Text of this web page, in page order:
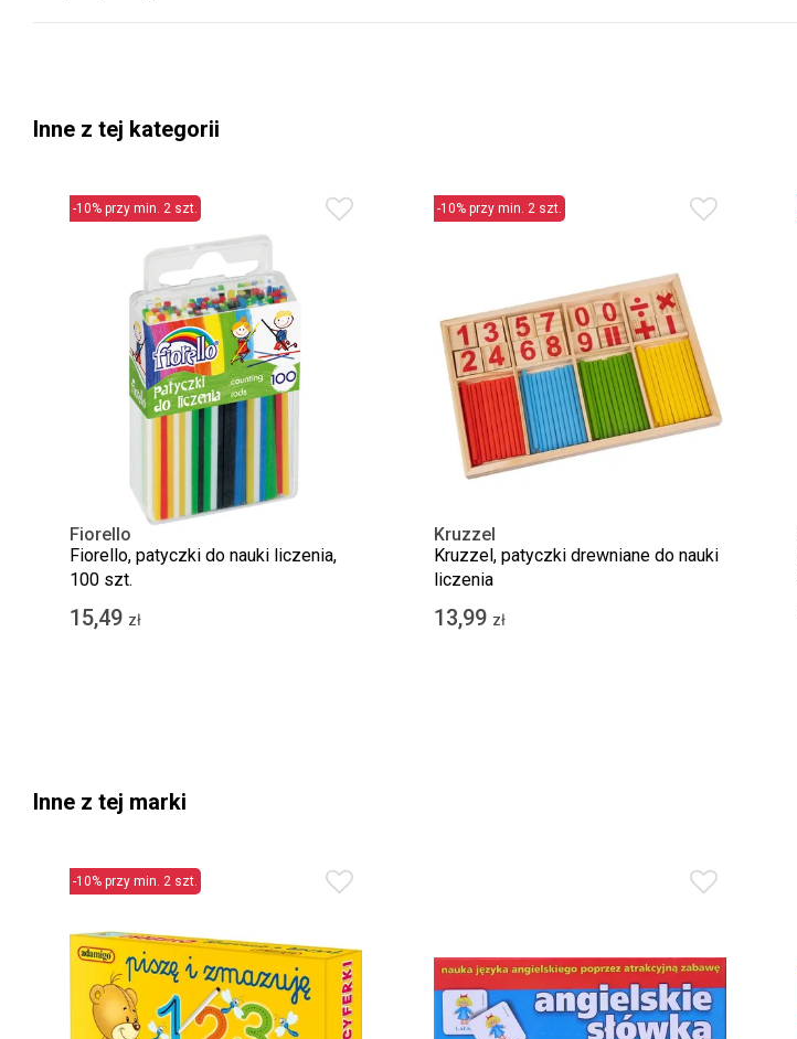
Inne z tej kategorii
-10% przy min. 2 szt.
Fiorello
Fiorello, patyczki do nauki liczenia,
100 szt.
15,49 zł
-10% przy min. 2 szt.
Kruzzel
Kruzzel, patyczki drewniane do nauki
liczenia
13,99 zł
Inne z tej marki
-10% przy min. 2 szt.